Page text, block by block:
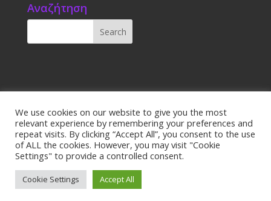
Αναζήτηση
Αρχική Χώρες
Πανεπιστήμια
Προετοιμασία – Μαθήματα
Ιατρικά Νέα
Επικοινωνία
©2024 | studiesineurope.gr |
We use cookies on our website to give you the most
relevant experience by remembering your preferences and
repeat visits. By clicking “Accept All”, you consent to the use
of ALL the cookies. However, you may visit "Cookie
Settings" to provide a controlled consent.
Cookie Settings Accept All